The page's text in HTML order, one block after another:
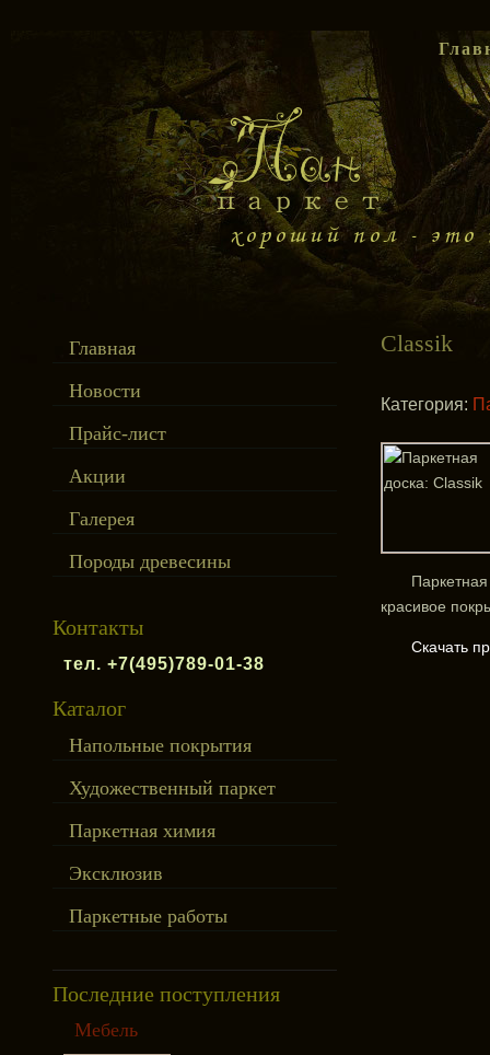
Главная
Новости
Прайс-лист
Акции
Галерея
Породы древесины
Контакты
тел. +7(495)789-01-38
Каталог
Напольные покрытия
Художественный паркет
Паркетная химия
Эксклюзив
Паркетные работы
Последние поступления
Мебель
Classik
Категория:
красивое
Скачать